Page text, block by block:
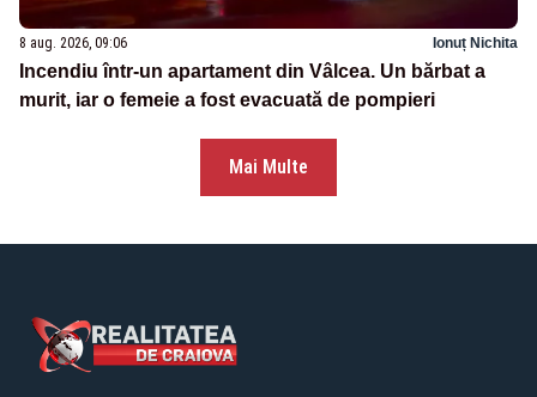
8 aug. 2026, 09:06 Ionuț Nichita
Incendiu într-un apartament din Vâlcea. Un bărbat a
murit, iar o femeie a fost evacuată de pompieri
Mai Multe